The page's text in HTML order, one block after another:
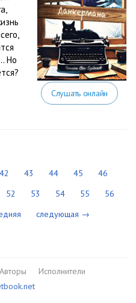
Но
Слушать онлайн
42 43 44 45
46
52 53 54 55
56
следующая →
Авторы
Исполнители